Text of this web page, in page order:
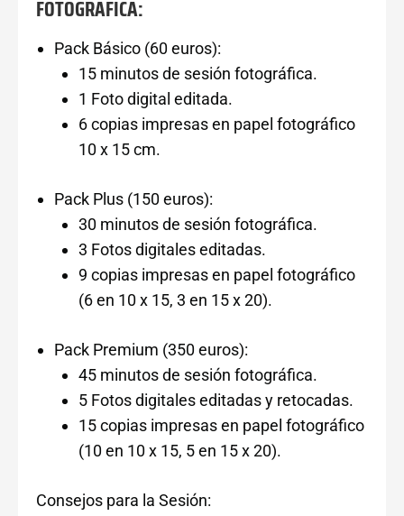
FOTOGRÁFICA:
Pack Básico (60 euros):
15 minutos de sesión fotográfica.
1 Foto digital editada.
6 copias impresas en papel fotográfico
10 x 15 cm.
Pack Plus (150 euros):
30 minutos de sesión fotográfica.
3 Fotos digitales editadas.
9 copias impresas en papel fotográfico
(6 en 10 x 15, 3 en 15 x 20).
Pack Premium (350 euros):
45 minutos de sesión fotográfica.
5 Fotos digitales editadas y retocadas.
15 copias impresas en papel fotográfico
(10 en 10 x 15, 5 en 15 x 20).
Consejos para la Sesión: